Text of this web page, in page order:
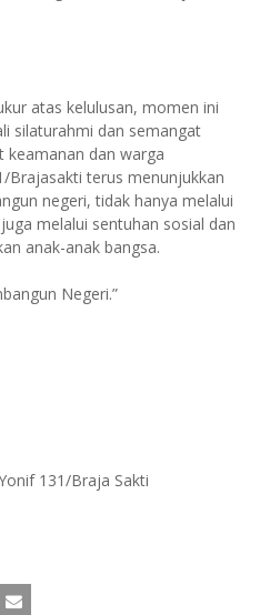
atas kelulusan, momen ini
silaturahmi dan semangat
dan warga
Brajasakti terus menunjukkan
negeri, tidak hanya melalui
melalui sentuhan sosial dan
anak-anak bangsa.
Negeri.”
131/Braja Sakti